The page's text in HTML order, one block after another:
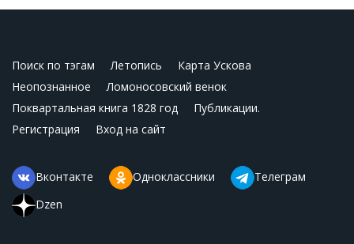
Поиск по тэгам Летопись
Карта Ускова
Неопознанное
Ломоносовский венок
Поквартальная книга 1828 год
Публикации.
Регистрация
Вход на сайт
Вконтакте Одноклассники
Телеграм
Dzen